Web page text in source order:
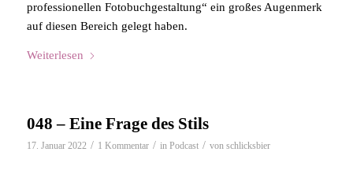
professionellen Fotobuchgestaltung“ ein großes Augenmerk
auf diesen Bereich gelegt haben.
Weiterlesen
048 – Eine Frage des Stils
17. Januar 2022 / 1 Kommentar / in Podcast / von schlicksbier